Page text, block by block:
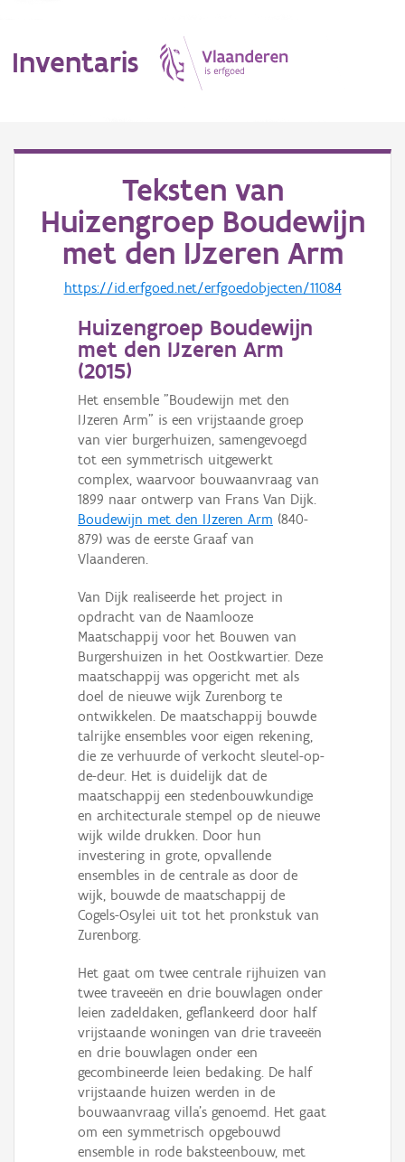
Inventaris
Erfgoedobject
Aanduidingsobject
Waarneming
Gebeurtenis
Persoon of collectief
Teksten van
Huizengroep Boudewijn
met den IJzeren Arm
https://id.erfgoed.net/erfgoedobjecten/11084
Huizengroep Boudewijn
met den IJzeren Arm
(2015)
Het ensemble "Boudewijn met den
IJzeren Arm" is een vrijstaande groep
van vier burgerhuizen, samengevoegd
tot een symmetrisch uitgewerkt
complex, waarvoor bouwaanvraag van
1899 naar ontwerp van Frans Van Dijk.
Boudewijn met den IJzeren Arm (840-
879) was de eerste Graaf van
Vlaanderen.
Van Dijk realiseerde het project in
opdracht van de Naamlooze
Maatschappij voor het Bouwen van
Burgershuizen in het Oostkwartier. Deze
maatschappij was opgericht met als
doel de nieuwe wijk Zurenborg te
ontwikkelen. De maatschappij bouwde
talrijke ensembles voor eigen rekening,
die ze verhuurde of verkocht sleutel-op-
de-deur. Het is duidelijk dat de
maatschappij een stedenbouwkundige
en architecturale stempel op de nieuwe
wijk wilde drukken. Door hun
investering in grote, opvallende
ensembles in de centrale as door de
wijk, bouwde de maatschappij de
Cogels-Osylei uit tot het pronkstuk van
Zurenborg.
Het gaat om twee centrale rijhuizen van
twee traveeën en drie bouwlagen onder
leien zadeldaken, geflankeerd door half
vrijstaande woningen van drie traveeën
en drie bouwlagen onder een
gecombineerde leien bedaking. De half
vrijstaande huizen werden in de
bouwaanvraag villa’s genoemd. Het gaat
om een symmetrisch opgebouwd
ensemble in rode baksteenbouw, met